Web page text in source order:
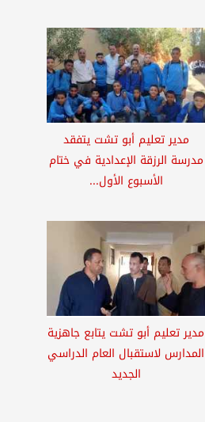
مدير تعليم أبو تشت يتفقد
مدرسة الرزقة الإعدادية في ختام
الأسبوع الأول...
مدير تعليم أبو تشت يتابع جاهزية
المدارس لاستقبال العام الدراسي
الجديد